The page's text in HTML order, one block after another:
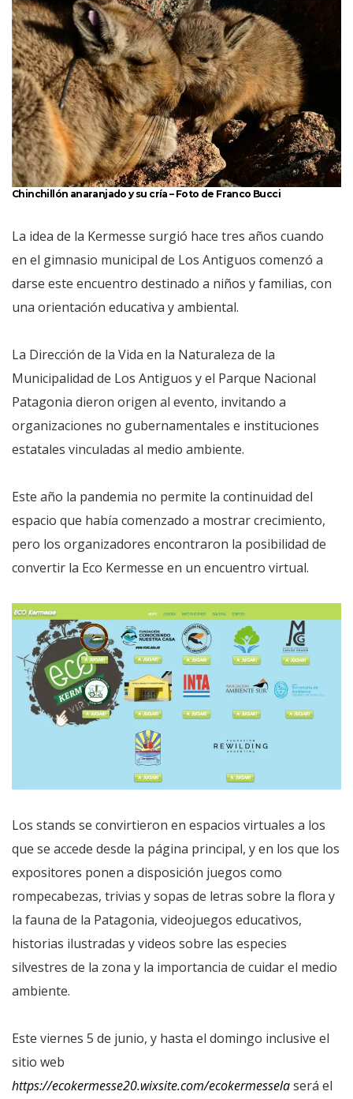
Chinchillón anaranjado y su cría – Foto de Franco Bucci
La idea de la Kermesse surgió hace tres años cuando
en el gimnasio municipal de Los Antiguos comenzó a
darse este encuentro destinado a niños y familias, con
una orientación educativa y ambiental.
La Dirección de la Vida en la Naturaleza de la
Municipalidad de Los Antiguos y el Parque Nacional
Patagonia dieron origen al evento, invitando a
organizaciones no gubernamentales e instituciones
estatales vinculadas al medio ambiente.
Este año la pandemia no permite la continuidad del
espacio que había comenzado a mostrar crecimiento,
pero los organizadores encontraron la posibilidad de
convertir la Eco Kermesse en un encuentro virtual.
Los stands se convirtieron en espacios virtuales a los
que se accede desde la página principal, y en los que los
expositores ponen a disposición juegos como
rompecabezas, trivias y sopas de letras sobre la flora y
la fauna de la Patagonia, videojuegos educativos,
historias ilustradas y videos sobre las especies
silvestres de la zona y la importancia de cuidar el medio
ambiente.
Este viernes 5 de junio, y hasta el domingo inclusive el
sitio web
https://ecokermesse20.wixsite.com/ecokermesselaserá el